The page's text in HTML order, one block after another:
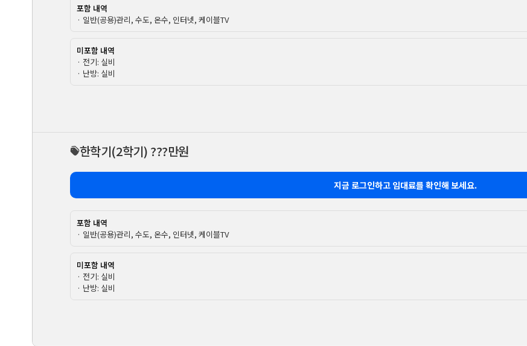
포함 내역
· 일반(공용)관리, 수도, 온수, 인터넷, 케이블TV
미포함 내역
· 전기: 실비
· 난방: 실비
한학기(2학기) ???만원
지금 로그인하고 임대료를 확인해 보세요.
포함 내역
· 일반(공용)관리, 수도, 온수, 인터넷, 케이블TV
미포함 내역
· 전기: 실비
· 난방: 실비